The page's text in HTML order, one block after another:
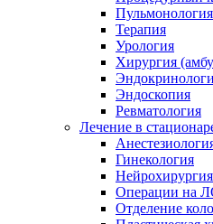
Пульмонология
Терапия
Урология
Хирургия
Эндоскопия
Ревматология
Лечение в
Гинекология
Нейрохирургия
Операции на
Отделение